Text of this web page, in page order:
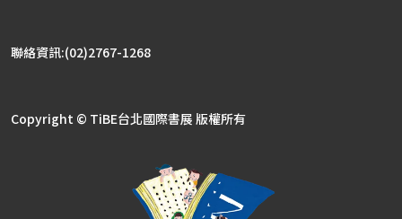
聯絡資訊:(02)2767-1268
Copyright © TiBE台北國際書展 版權所有